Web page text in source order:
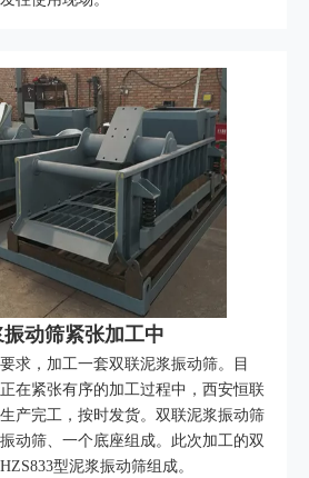
动筛紧张加工中
求，加工一套双联泥浆振动筛。目
在紧张有序的加工过程中，西安恒联
产完工，按时发货。双联泥浆振动筛
动筛、一个底座组成。此次加工的双
型泥浆振动筛组成。